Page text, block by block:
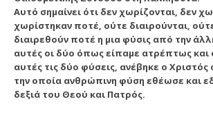
Αυτό σημαίνει ότι δεν χωρίζονται, δεν
χωρίστηκαν ποτέ, ούτε διαιρούνται,
διαιρεθούν ποτέ η μια φύσις από την
αυτές οι δύο όπως είπαμε ατρέπτως
αυτές τις δύο φύσεις, ανέβηκε ο
την οποία ανθρώπινη φύση εθέωσε και
δεξιά του Θεού και Πατρός.